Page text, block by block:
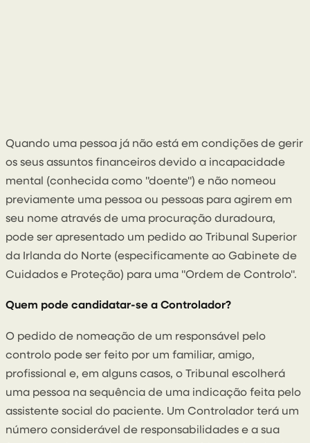
Quando uma pessoa já não está em condições de gerir
os seus assuntos financeiros devido a incapacidade
mental (conhecida como "doente") e não nomeou
previamente uma pessoa ou pessoas para agirem em
seu nome através de uma procuração duradoura,
pode ser apresentado um pedido ao Tribunal Superior
da Irlanda do Norte (especificamente ao Gabinete de
Cuidados e Proteção) para uma "Ordem de Controlo".
Quem pode candidatar-se a Controlador?
O pedido de nomeação de um responsável pelo
controlo pode ser feito por um familiar, amigo,
profissional e, em alguns casos, o Tribunal escolherá
uma pessoa na sequência de uma indicação feita pelo
assistente social do paciente. Um Controlador terá um
número considerável de responsabilidades e a sua